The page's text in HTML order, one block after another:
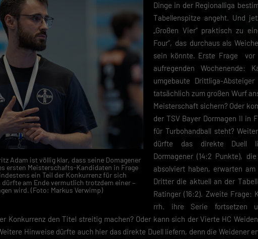
Adam ist völlig klar, dass seine Domagener
ersten Meisterschafts-Kandidaten in Frage
ein Teil der Konkurrenz für sich
am Ende vermutlich trotzdem einer –
wird. (Foto: Markus Verwimp)
Dinge in der Regionalliga
Tabellenspitze angeht. Und
„Großen Vier“ praktisch zu
Four“, das durchaus als
sein könnte. Erste Frage vor
aufregenden Wochenende:
umgebaute Drittliga-Absteiger
tatsächlich zum großen Wurf
Meisterschaft sichern? Oder
der TSV Bayer Dormagen II in
für Turbohandball steht?
dürfte das direkte Duell
Dormagener (14:2 Punkte),
absolviert haben, erwarten am
Dritter die aktuell an der
Ratinger (16:2). Zweite Frage:
rrh. ihre Serie fortsetzen
Konkurrenz den Titel streitig machen? Oder kann sich der Vierte HC
Hinweise dürfte auch hier das direkte Duell liefern, denn die Weidener